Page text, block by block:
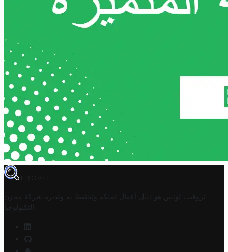
TROVIT
تروفيت تونس هو دليل أعمال تملكه وتحتفظ به وتديره
شركة مخزن
التكنولوجيا